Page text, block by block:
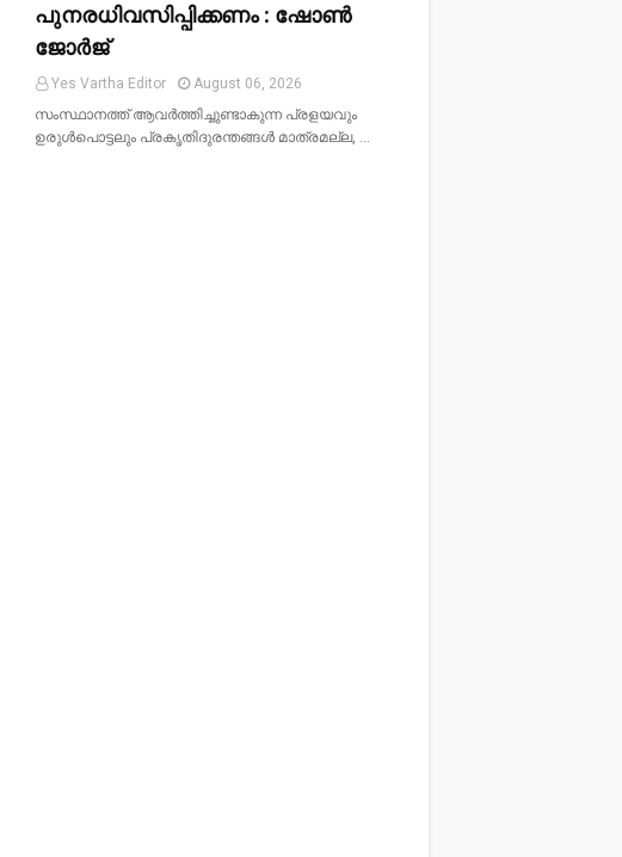
പുനരധിവസിപ്പിക്കണം : ഷോൺ
ജോർജ്
Yes Vartha Editor
August 06, 2026
സംസ്ഥാനത്ത് ആവർത്തിച്ചുണ്ടാകുന്ന പ്രളയവും
ഉരുൾപൊട്ടലും പ്രകൃതിദുരന്തങ്ങൾ മാത്രമല്ല, …